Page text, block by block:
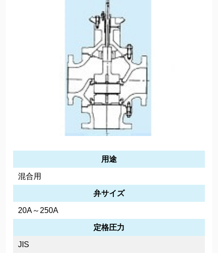
用途
混合用
弁サイズ
20A～250A
定格圧力
JIS